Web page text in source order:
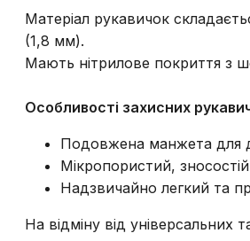
Матеріал рукавичок
(1,8 мм).
Мають нітрилове покриття з
Особливості захисних
Подовжена манжета для
Мікропористий,
Надзвичайно легкий та
На відміну від